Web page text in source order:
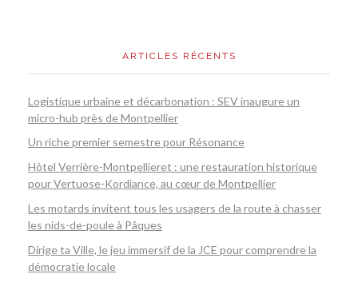
ARTICLES RÉCENTS
Logistique urbaine et décarbonation : SEV inaugure un
micro-hub près de Montpellier
Un riche premier semestre pour Résonance
Hôtel Verrière-Montpellieret : une restauration historique
pour Vertuose-Kordiance, au cœur de Montpellier
Les motards invitent tous les usagers de la route à chasser
les nids-de-poule à Pâques
Dirige ta Ville, le jeu immersif de la JCE pour comprendre la
démocratie locale